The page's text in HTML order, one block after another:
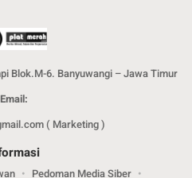
Blok.M-6. Banyuwangi – Jawa Timur
Email:
( Marketing )
Pedoman Media Siber